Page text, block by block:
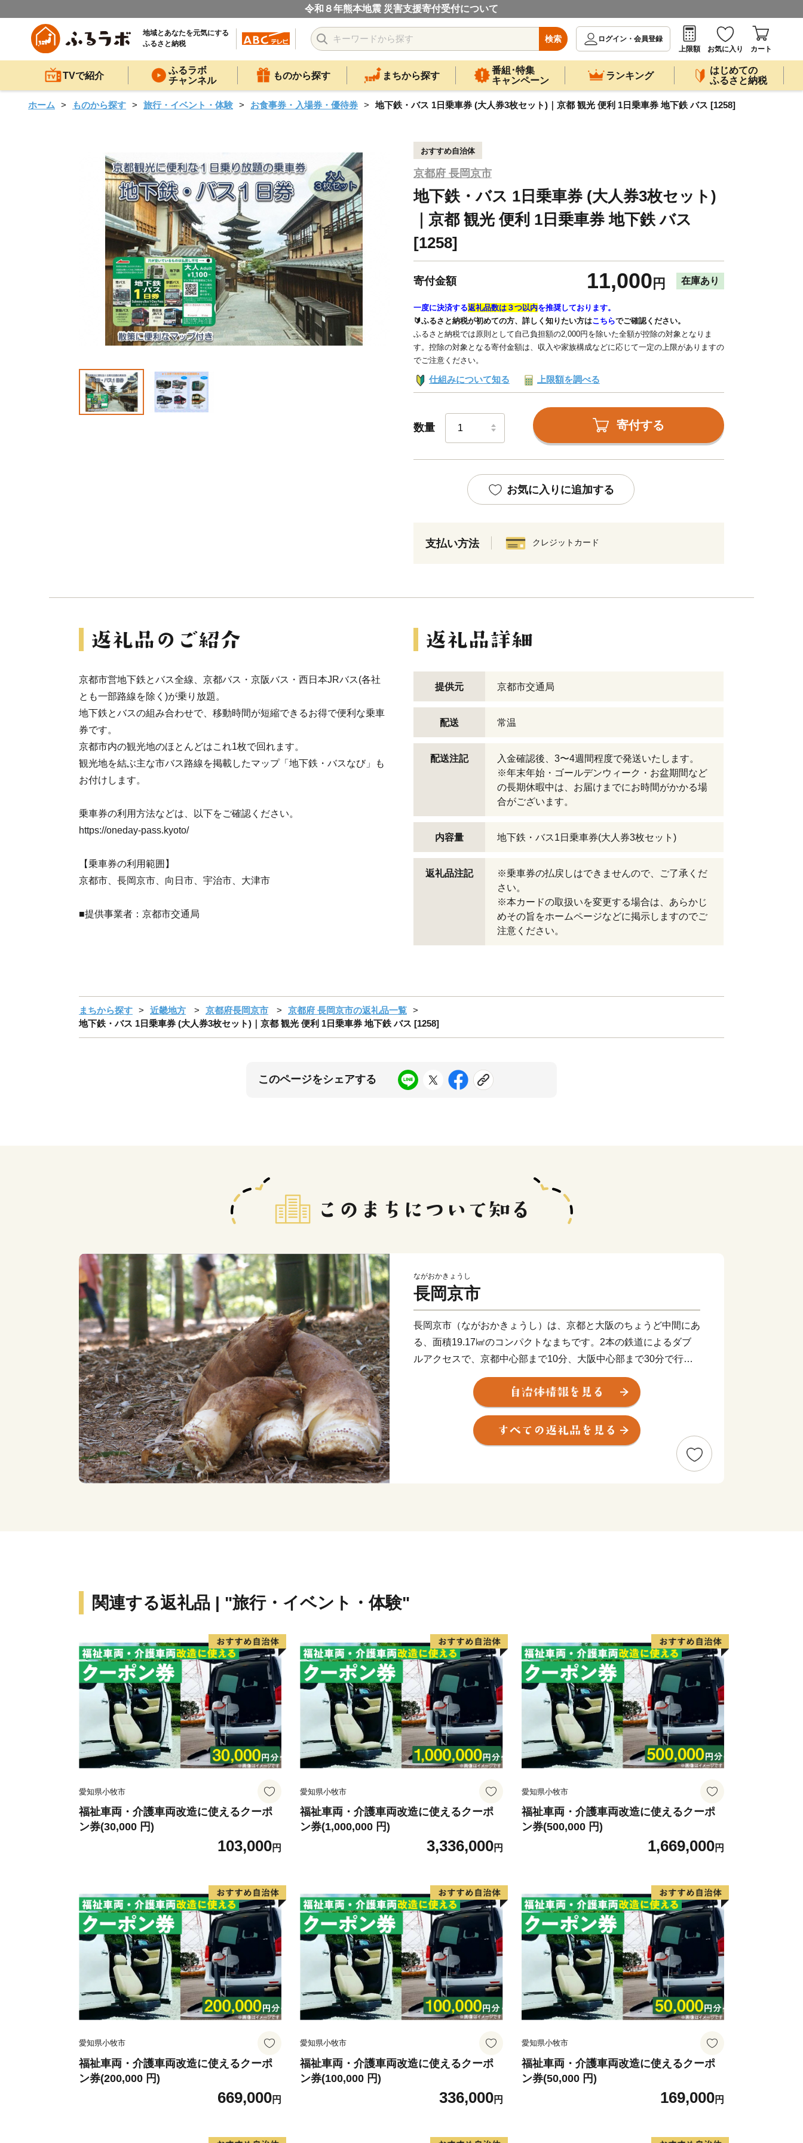
令和８年熊本地震 災害支援寄付受付について
地域とあなたを元気にする
ふるさと納税
検索
ログイン・会員登録
上限額
お気に入り カート
TVで紹介
ふるラボ
チャンネル
ものから探す まちから探す
番組･特集
キャンペーン
ランキング
はじめての
ふるさと納税
ホーム ものから探す 旅行・イベント・体験 お食事券・入場券・優待券 地下鉄・バス 1日乗車券 (大人券3枚セット)｜京都 観光 便利 1日乗車券 地下鉄 バス [1258]
おすすめ自治体
京都府 長岡京市
地下鉄・バス 1日乗車券 (大人券3枚セット)
｜京都 観光 便利 1日乗車券 地下鉄 バス
[1258]
寄付金額 11,000 円 在庫あり
一度に決済する返礼品数は３つ以内を推奨しております。
🔰ふるさと納税が初めての方、詳しく知りたい方はこちらでご確認ください。
ふるさと納税では原則として自己負担額の2,000円を除いた全額が控除の対象となりま
す。控除の対象となる寄付金額は、収入や家族構成などに応じて一定の上限がありますの
でご注意ください。
仕組みについて知る 上限額を調べる
数量 寄付する
お気に入りに追加する
支払い方法 クレジットカード
京都市営地下鉄とバス全線、京都バス・京阪バス・西日本JRバス(各社
とも一部路線を除く)が乗り放題。
地下鉄とバスの組み合わせで、移動時間が短縮できるお得で便利な乗車
券です。
京都市内の観光地のほとんどはこれ1枚で回れます。
観光地を結ぶ主な市バス路線を掲載したマップ「地下鉄・バスなび」も
お付けします。
乗車券の利用方法などは、以下をご確認ください。
https://oneday-pass.kyoto/
【乗車券の利用範囲】
京都市、長岡京市、向日市、宇治市、大津市
■提供事業者：京都市交通局
提供元 京都市交通局
配送 常温
配送注記
入金確認後、3〜4週間程度で発送いたします。
※年末年始・ゴールデンウィーク・お盆期間など
の長期休暇中は、お届けまでにお時間がかかる場
合がございます。
内容量 地下鉄・バス1日乗車券(大人券3枚セット)
返礼品注記
※乗車券の払戻しはできませんので、ご了承くだ
さい。
※本カードの取扱いを変更する場合は、あらかじ
めその旨をホームページなどに掲示しますのでご
注意ください。
まちから探す 近畿地方 京都府長岡京市
京都府 長岡京市の返礼品一覧
地下鉄・バス 1日乗車券 (大人券3枚セット)｜京都 観光 便利 1日乗車券 地下鉄 バス [1258]
このページをシェアする
ながおかきょうし
長岡京市
長岡京市（ながおかきょうし）は、京都と大阪のちょうど中間にあ
る、面積19.17㎢のコンパクトなまちです。2本の鉄道によるダブ
ルアクセスで、京都中心部まで10分、大阪中心部まで30分で行く
ことができ、通勤・通学・お買い物にとっても便利！ 多くの子育
て世代に選ばれ続けているまちです。
一方で、市内には西山連峰をはじめとする豊かな自然が残り、田園
風景が広がるのんびりとした雰囲気も人気の理由。「長岡京の都」
がかつて置かれた地でもあり、また、戦国一の知将「明智光秀」が
最後の戦いに臨んだ「山崎・勝龍寺城の合戦」で、最期の夜を過ご
👉【＜天然水のビール工場＞京都直送】京都産ザ・プレミアム・
モルツ 350ml×24本
👉【＜天然水のビール工場＞京都直送】金麦 350ml×24本
関連する返礼品 | "旅行・イベント・体験"
愛知県小牧市
福祉車両・介護車両改造に使えるクーポ
ン券(30,000 円)
103,000円
愛知県小牧市
福祉車両・介護車両改造に使えるクーポ
ン券(1,000,000 円)
3,336,000円
愛知県小牧市
福祉車両・介護車両改造に使えるクーポ
ン券(500,000 円)
1,669,000円
愛知県小牧市
福祉車両・介護車両改造に使えるクーポ
ン券(200,000 円)
669,000円
愛知県小牧市
福祉車両・介護車両改造に使えるクーポ
ン券(100,000 円)
336,000円
愛知県小牧市
福祉車両・介護車両改造に使えるクーポ
ン券(50,000 円)
169,000円